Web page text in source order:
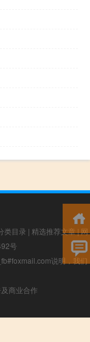
类目录 | 精选推荐文章|网
号
说明，我们
商业合作